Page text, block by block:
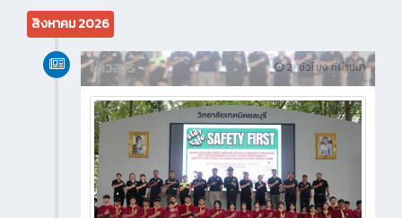
สิงหาคม 2026
21 ชั่วโมง ที่ผ่านมา
ข่าวสาร